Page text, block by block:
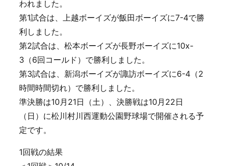
われました。
第1試合は、上越ボーイズが飯田ボーイズに7-4で勝
利しました。
第2試合は、松本ボーイズが長野ボーイズに10x-
3（6回コールド）で勝利しました。
第3試合は、新潟ボーイズが諏訪ボーイズに6-4（2
時間時間切れ）で勝利しました。
準決勝は10月21日（土）、決勝戦は10月22日
（日）に松川村川西運動公園野球場で開催される予
定です。
1回戦の結果